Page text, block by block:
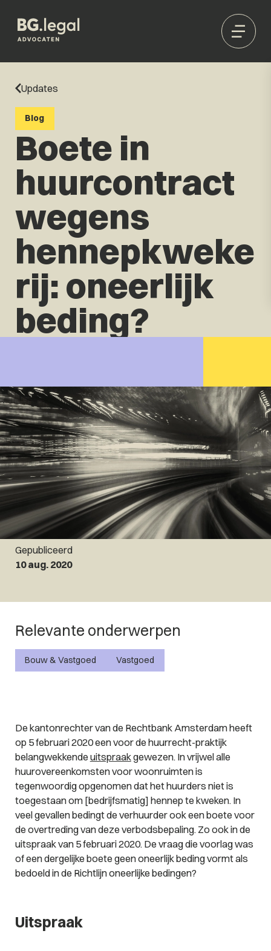
Updates
Blog
Boete in
huurcontract
wegens
hennepkweke
rij: oneerlijk
beding?
Gepubliceerd
10 aug. 2020
Relevante onderwerpen
Bouw & Vastgoed Vastgoed
De kantonrechter van de Rechtbank Amsterdam heeft
op 5 februari 2020 een voor de huurrecht-praktijk
belangwekkende uitspraakgewezen. In vrijwel alle
huurovereenkomsten voor woonruimten is
tegenwoordig opgenomen dat het huurders niet is
toegestaan om [bedrijfsmatig] hennep te kweken. In
veel gevallen bedingt de verhuurder ook een boete voor
de overtreding van deze verbodsbepaling. Zo ook in de
uitspraak van 5 februari 2020. De vraag die voorlag was
of een dergelijke boete geen oneerlijk beding vormt als
bedoeld in de Richtlijn oneerlijke bedingen?
Uitspraak